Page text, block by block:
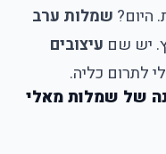
היום? שמלות ערב
יש שם עיצובים
לתרום כליה.
השנה של שמלות מאלי